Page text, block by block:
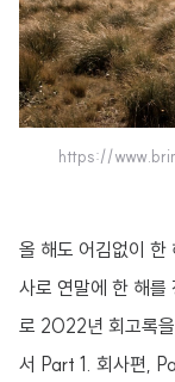
https://
올 해도 어김없이 한
사로 연말에 한 해를
로 2022년 회고록
서 Part 1. 회사편,